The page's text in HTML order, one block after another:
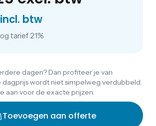
btw
tarief 21%
dagen? Dan profiteer je van
wordt niet simpelweg verdubbeld.
aan voor de exacte prijzen.
Toevoegen aan offerte